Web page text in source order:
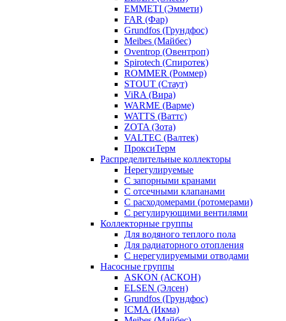
EMMETI (Эммети)
FAR (Фар)
Grundfos (Грундфос)
Meibes (Майбес)
Oventrop (Овентроп)
Spirotech (Спиротек)
ROMMER (Роммер)
STOUT (Стаут)
ViRA (Вира)
WARME (Варме)
WATTS (Ваттс)
ZOTA (Зота)
VALTEC (Валтек)
ПроксиТерм
Распределительные коллекторы
Нерегулируемые
С запорными кранами
С отсечными клапанами
С расходомерами (ротомерами)
С регулирующими вентилями
Коллекторные группы
Для водяного теплого пола
Для радиаторного отопления
С нерегулируемыми отводами
Насосные группы
ASKON (АСКОН)
ELSEN (Элсен)
Grundfos (Грундфос)
ICMA (Икма)